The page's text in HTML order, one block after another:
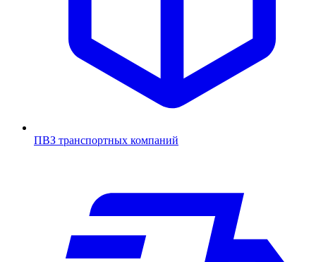
ПВЗ транспортных компаний